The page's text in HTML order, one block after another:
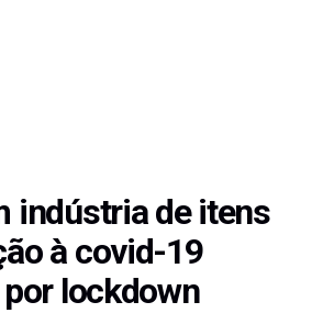
indústria de itens
à covid-19
lockdown